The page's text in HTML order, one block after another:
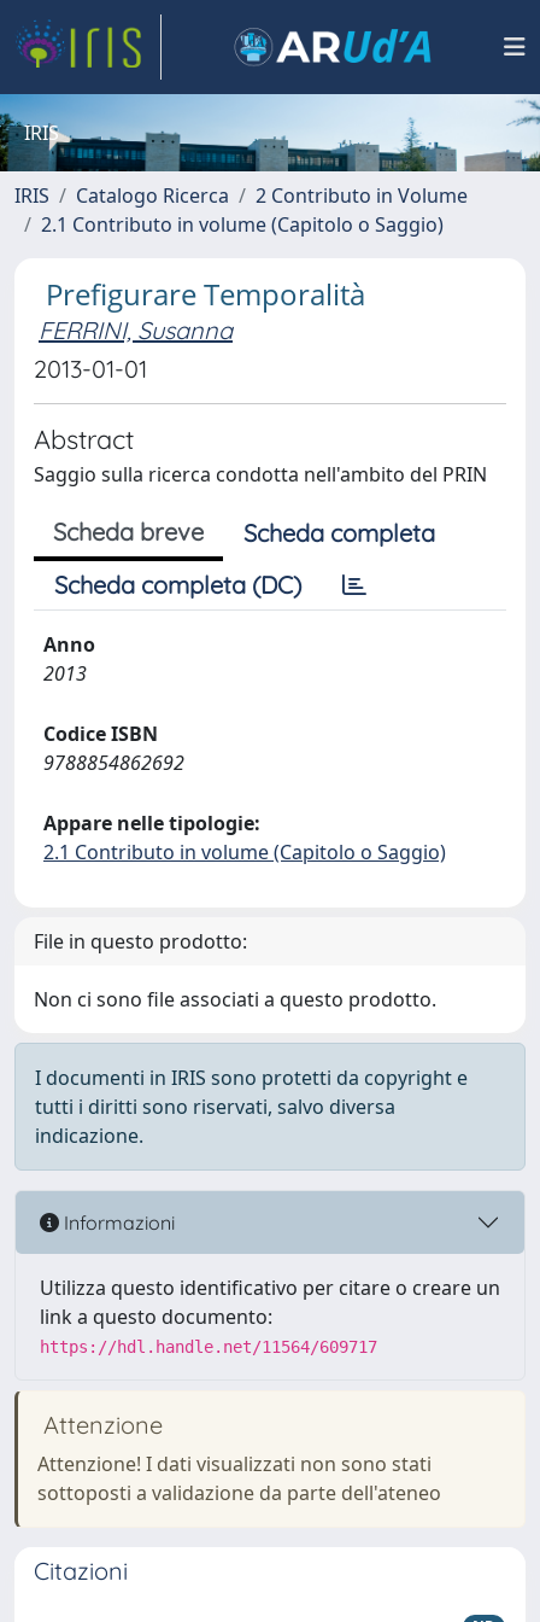
IRIS
IRIS Catalogo Ricerca
2 Contributo in Volume
2.1 Contributo in volume (Capitolo o Saggio)
Prefigurare Temporalità
FERRINI, Susanna
2013-01-01
Abstract
Saggio sulla ricerca condotta nell'ambito del PRIN
Scheda breve
Scheda completa
Scheda completa (DC)
Anno
2013
Codice ISBN
9788854862692
Appare nelle tipologie:
2.1 Contributo in volume (Capitolo o Saggio)
File in questo prodotto:
Non ci sono file associati a questo prodotto.
I documenti in IRIS sono protetti da copyright e
tutti i diritti sono riservati, salvo diversa
indicazione.
Informazioni
Utilizza questo identificativo per citare o creare un
link a questo documento:
https://hdl.handle.net/11564/609717
Attenzione
Attenzione! I dati visualizzati non sono stati
sottoposti a validazione da parte dell'ateneo
Citazioni